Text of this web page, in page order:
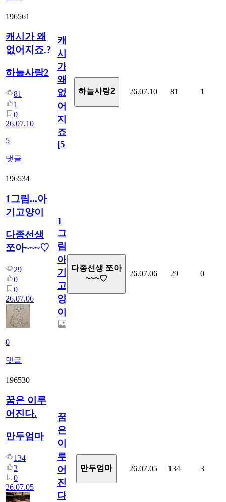
196561
캐시가 왜
없어지죠.?
하늘사랑2
81
1
0
26.07.10
5
댓글
캐
시
가
왜
없
어
지
죠.?
[5]
하늘사랑2 26.07.10 81 1
196534
1그림...아
기고양이
다종선생
쪼아~~~♡
29
0
0
26.07.06
0
댓글
1
그
림...
아
기
고
양
이
다종선생 쪼아
~~~♡
26.07.06 29 0
196530
꿈은 이루
어진다.
만두엄마
134
3
0
26.07.05
꿈
은
이
루
어
진
다.
만두엄마 26.07.05 134 3